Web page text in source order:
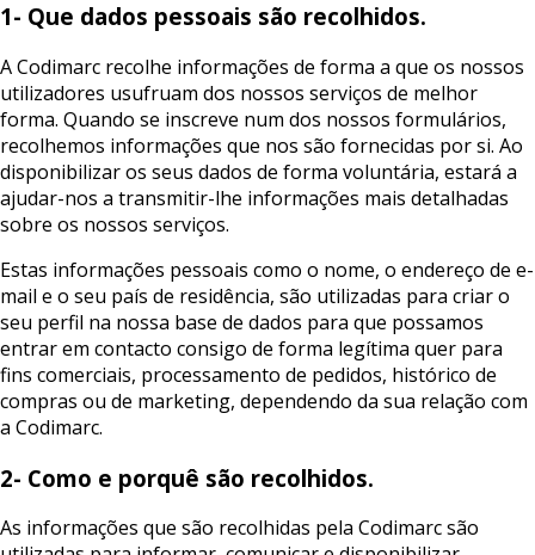
1- Que dados pessoais são recolhidos.
A Codimarc recolhe informações de forma a que os nossos
utilizadores usufruam dos nossos serviços de melhor
forma. Quando se inscreve num dos nossos formulários,
recolhemos informações que nos são fornecidas por si. Ao
disponibilizar os seus dados de forma voluntária, estará a
ajudar-nos a transmitir-lhe informações mais detalhadas
sobre os nossos serviços.
Estas informações pessoais como o nome, o endereço de e-
mail e o seu país de residência, são utilizadas para criar o
seu perfil na nossa base de dados para que possamos
entrar em contacto consigo de forma legítima quer para
fins comerciais, processamento de pedidos, histórico de
compras ou de marketing, dependendo da sua relação com
a Codimarc.
2- Como e porquê são recolhidos.
As informações que são recolhidas pela Codimarc são